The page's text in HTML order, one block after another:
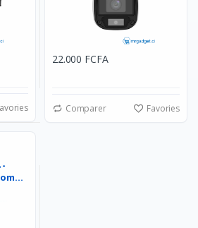
22.000 FCFA
Comparer Favories